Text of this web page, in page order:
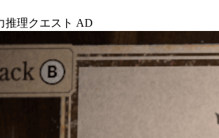
推理クエスト AD